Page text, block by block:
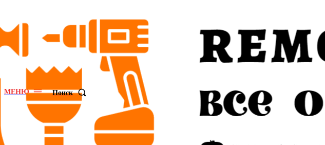
МЕНЮ Поиск